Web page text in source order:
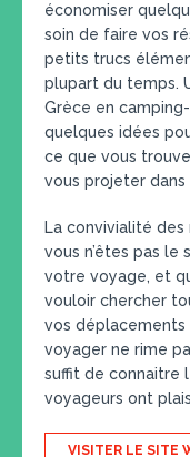
économiser
soin de faire vos
petits trucs
plupart du temps.
Grèce en
quelques idées
ce que vous
vous projeter
La convivialité
vous n’êtes pas le
votre voyage, et
vouloir chercher
vos
voyager ne rime
suffit de connaitre
voyageurs ont
VISITER LE SITE